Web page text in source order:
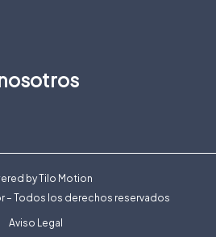
byTilo Motion
– Todos los derechos reservados
Aviso Legal